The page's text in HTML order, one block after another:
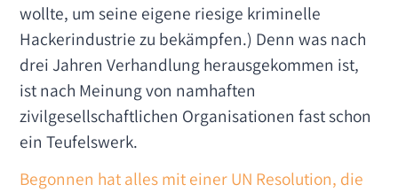
wollte, um seine eigene riesige kriminelle
Hackerindustrie zu bekämpfen.) Denn was nach
drei Jahren Verhandlung herausgekommen ist,
ist nach Meinung von namhaften
zivilgesellschaftlichen Organisationen fast schon
ein Teufelswerk.
Begonnen hat alles mit einer UN Resolution, die